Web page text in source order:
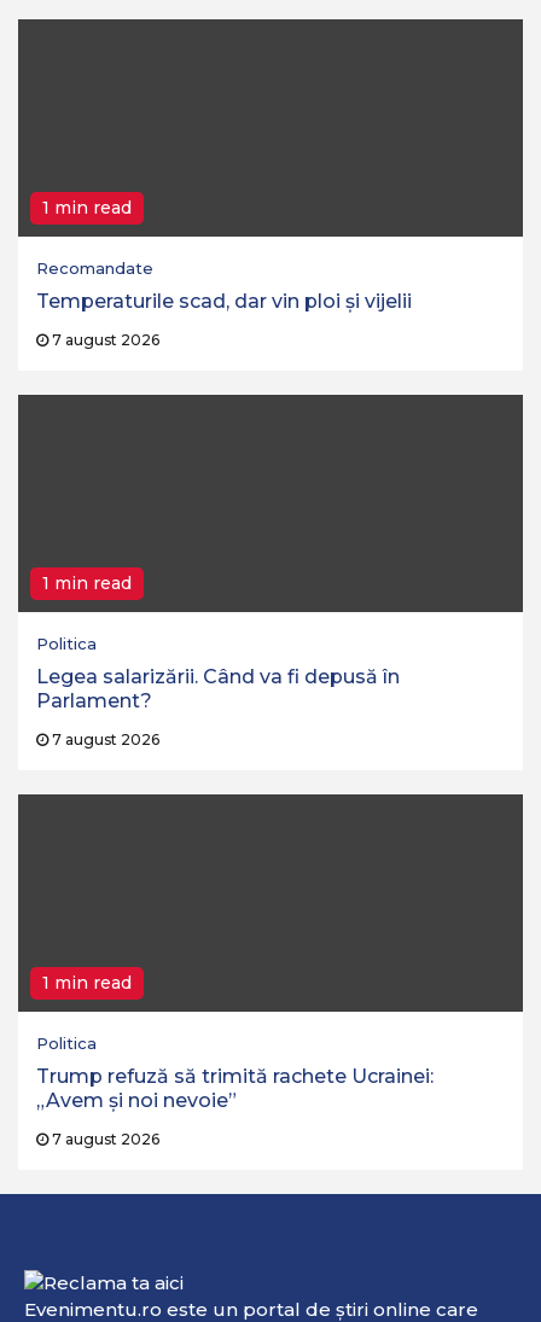
1 min read
Recomandate
Temperaturile scad, dar vin ploi și vijelii
7 august 2026
1 min read
Politica
Legea salarizării. Când va fi depusă în
Parlament?
7 august 2026
1 min read
Politica
Trump refuză să trimită rachete Ucrainei:
„Avem și noi nevoie”
7 august 2026
Evenimentu.ro este un portal de ştiri online care